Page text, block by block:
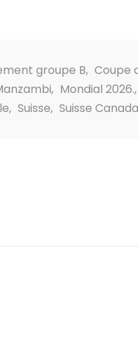
groupe B, Coupe
, Mondial 2026.,
, Suisse, Suisse